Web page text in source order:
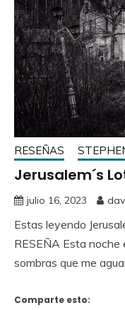
RESEÑAS
Jerusalem´s Lot
julio 16, 2023
Estas leyendo
RESEÑA Esta noche
sombras que me
Comparte esto: